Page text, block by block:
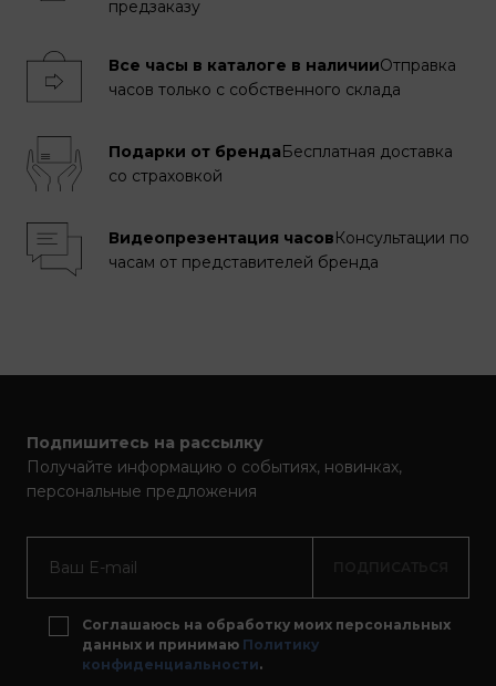
предзаказу
Все часы в каталоге в наличииОтправка
часов только с собственного склада
Подарки от брендаБесплатная доставка
со страховкой
Видеопрезентация часовКонсультации по
часам от представителей бренда
Подпишитесь на рассылку
Получайте информацию о событиях, новинках,
персональные предложения
Соглашаюсь на обработку моих персональных
данных и принимаю Политику
конфиденциальности.